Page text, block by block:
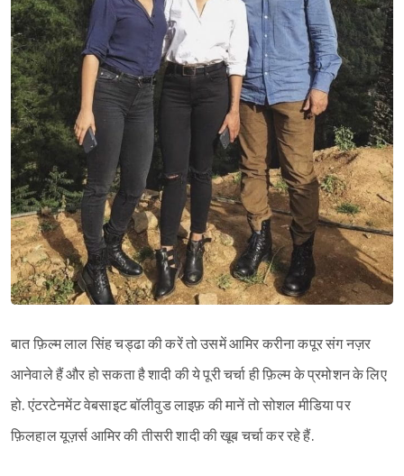
बात फ़िल्म लाल सिंह चड्ढा की करें तो उसमें आमिर करीना कपूर संग नज़र
आनेवाले हैं और हो सकता है शादी की ये पूरी चर्चा ही फ़िल्म के प्रमोशन के लिए
हो. एंटरटेनमेंट वेबसाइट बॉलीवुड लाइफ़ की मानें तो सोशल मीडिया पर
फ़िलहाल यूज़र्स आमिर की तीसरी शादी की खूब चर्चा कर रहे हैं.